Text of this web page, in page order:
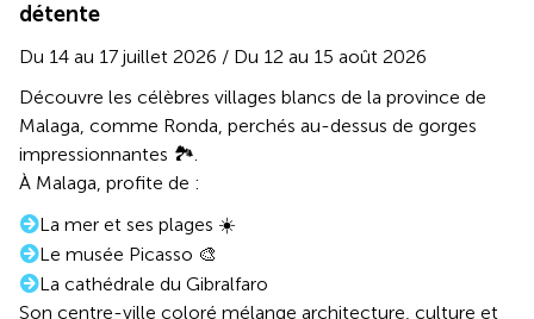
détente
Du 14 au 17 juillet 2026 / Du 12 au 15 août 2026
Découvre les célèbres villages blancs de la province de
Malaga, comme Ronda, perchés au-dessus de gorges
impressionnantes 🏞️.
À Malaga, profite de :
La mer et ses plages ☀️
Le musée Picasso 🎨
La cathédrale du Gibralfaro
Son centre-ville coloré mélange architecture, culture et